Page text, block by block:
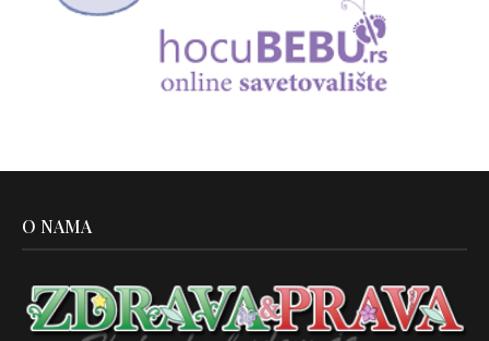
O NAMA